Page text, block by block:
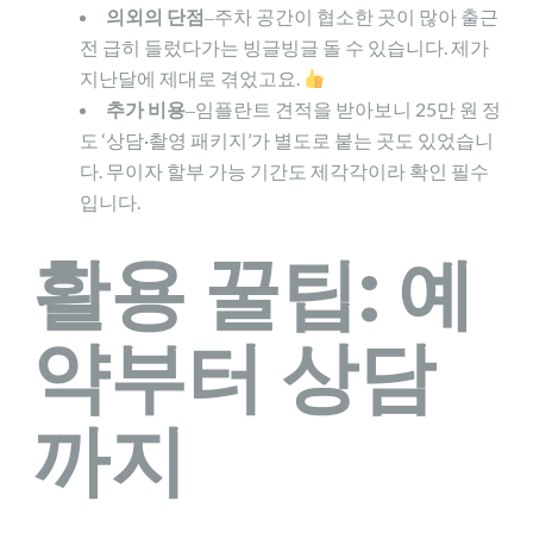
의외의 단점‒주차 공간이 협소한 곳이 많아 출근
전 급히 들렀다가는 빙글빙글 돌 수 있습니다. 제가
지난달에 제대로 겪었고요.
추가 비용‒임플란트 견적을 받아보니 25만 원 정
도 ‘상담·촬영 패키지’가 별도로 붙는 곳도 있었습니
다. 무이자 할부 가능 기간도 제각각이라 확인 필수
입니다.
활용 꿀팁: 예
약부터 상담
까지